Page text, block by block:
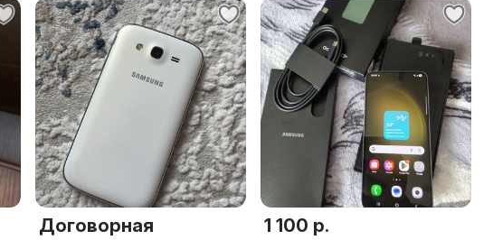
Договорная 1 100 р.